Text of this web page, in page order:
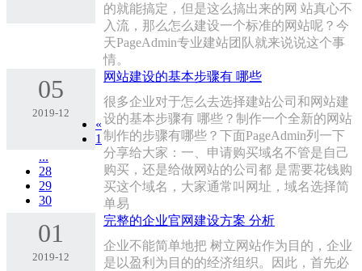
的就能搞定，但是这么搞出来的网 站真心不
入流，那么怎么建设一个标准的网站呢？今
天PageAdmin专业建站团队就来说说这个事
情。
网站建设的基本步骤有 哪些
很多企业对于怎么去选择建站公司和网站建
设的基本步骤有 哪些？制作一个全新的网站
制作的步骤有哪些？下面PageAdmin列一下
分享给大家：一、申请购买域名不管是自己
购买，还是给做网站的公司都 是需要花钱购
买这个域名，大家通常叫网址，域名选择简
单易
05
2019-12
完整的企业官网建设方案 分析
企业不能简单地把 树立网站作为目的，企业
是以盈利为目的的经济组织。因此，首先必
01
2019-12
«
1
...
28
29
30